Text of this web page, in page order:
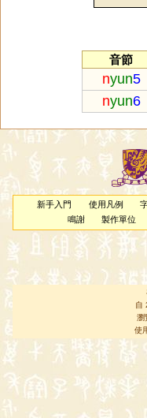
音節
nyun5
nyun6
新手入門 使用凡例
鳴謝
製作單位
自
瀏
使